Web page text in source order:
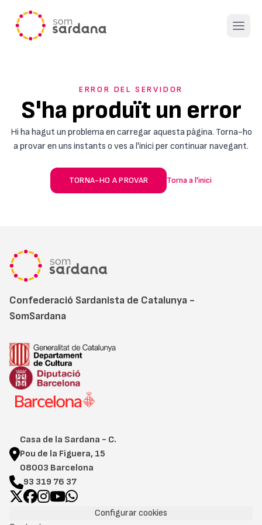
Open
ERROR DEL SERVIDOR
S'ha produït un error
Hi ha hagut un problema en carregar aquesta pàgina. Torna-ho
a provar en uns instants o ves a l'inici per continuar navegant.
TORNA-HO A PROVAR Torna a l'inici
Confederació Sardanista de Catalunya -
SomSardana
Casa de la Sardana - C.
Pou de la Figuera, 15
08003 Barcelona
93 319 76 37
Configurar cookies